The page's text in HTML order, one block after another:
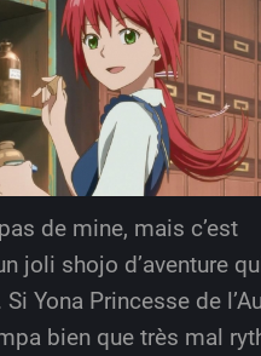
de mine, mais c’est
joli shojo d’aventure
Yona Princesse de
bien que très mal